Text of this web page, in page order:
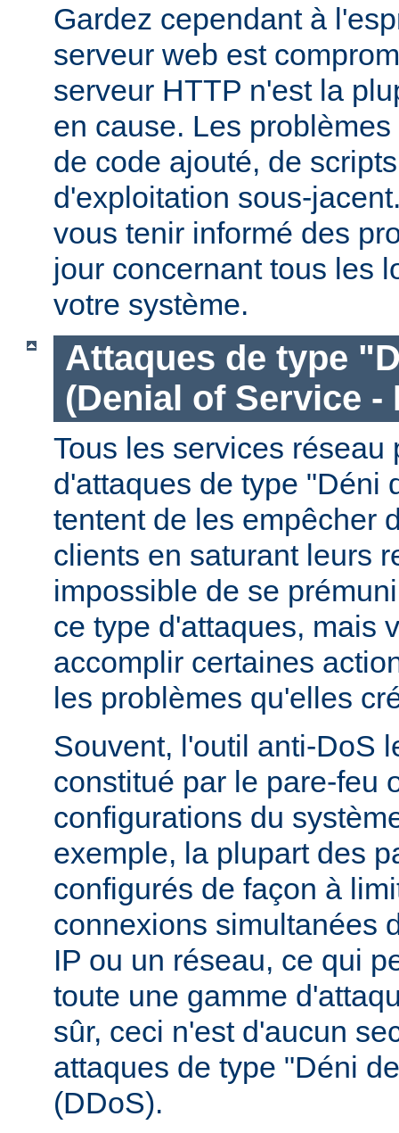
Gardez cependant à
serveur web est
serveur HTTP n'est la
en cause. Les
de code ajouté, de
d'exploitation sous-
vous tenir informé des
jour concernant tous les
votre système.
Attaques de type
(Denial of Service -
Tous les services réseau
d'attaques de type "Déni
tentent de les empêcher
clients en saturant leurs
impossible de se
ce type d'attaques, mais
accomplir certaines
les problèmes qu'elles
Souvent, l'outil anti-DoS
constitué par le pare-feu
configurations du
exemple, la plupart des
configurés de façon à
connexions simultanées
IP ou un réseau, ce qui
toute une gamme
sûr, ceci n'est d'aucun
attaques de type "Déni
(DDoS).